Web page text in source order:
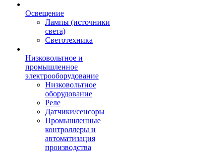
Освещение
Лампы (источники
света)
Светотехника
Низковольтное и
промышленное
электрооборудование
Низковольтное
оборудование
Реле
Датчики/сенсоры
Промышленные
контроллеры и
автоматизация
производства